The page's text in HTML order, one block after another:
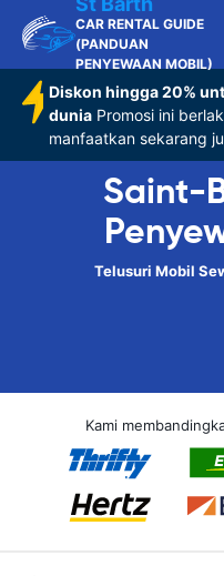
CAR RENTAL GUIDE
(PANDUAN
PENYEWAAN MOBIL)
Diskon hingga 20%
dunia Promosi ini
manfaatkan sekarang
Saint-
Telusuri Mobil
Kami